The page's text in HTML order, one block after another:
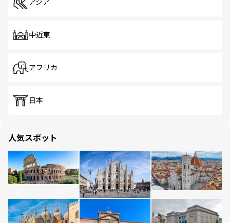
アジア
中近東
アフリカ
日本
人気スポット